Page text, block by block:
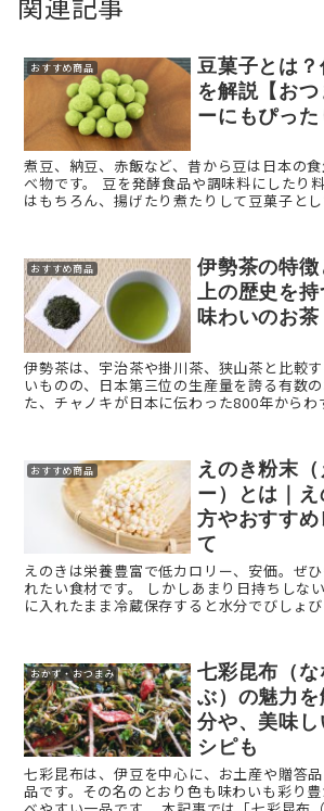
おすすめ商品
豆菓子とは
を解説【お
ーにもぴった
煮豆、納豆、赤飯など、昔から豆は日本の
べ物です。 豆を発酵食品や調味料にしたり
はもちろん、揚げたり煮たりして豆菓子と
おすすめ商品
伊勢茶の特
上の歴史を
味わいのお茶
伊勢茶は、宇治茶や掛川茶、狭山茶と比較
いものの、日本第三位の生産量を誇る有数
た、チャノキが日本に伝わった800年から
おすすめ商品
えのき粉末
ー）とは｜
方やおすす
て
えのきは栄養豊富で低カロリー、安価。ぜ
れたい食材です。 しかしあまり日持ちしな
に入れたまま冷蔵保存すると水分でびしょ
おかず・おつまみ
七彩昆布（
ぶ）の魅力
分や、美味
シピも
七彩昆布は、伊豆を中心に、お土産や贈答
品です。その名のとおり色も味わいも彩り